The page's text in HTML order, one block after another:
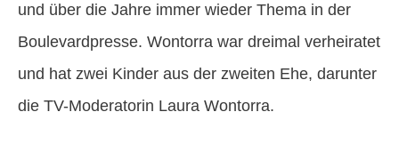
und über die Jahre immer wieder Thema in der
Boulevardpresse. Wontorra war dreimal verheiratet
und hat zwei Kinder aus der zweiten Ehe, darunter
die TV-Moderatorin Laura Wontorra.